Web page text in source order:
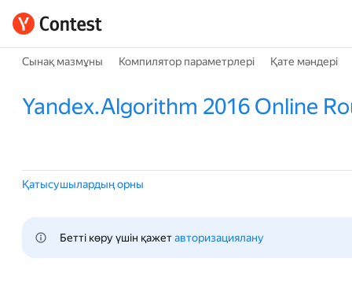
Сынақ мазмұны Компилятор параметрлері Қате мәндері
Yandex.Algorithm 2016 Online
Қатысушылардың орны
Бетті көру үшін қажет авторизациялану